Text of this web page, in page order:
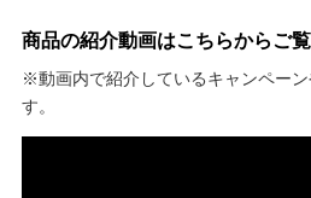
商品の紹介動画はこちらからご覧
※動画内で紹介しているキャンペー
す。